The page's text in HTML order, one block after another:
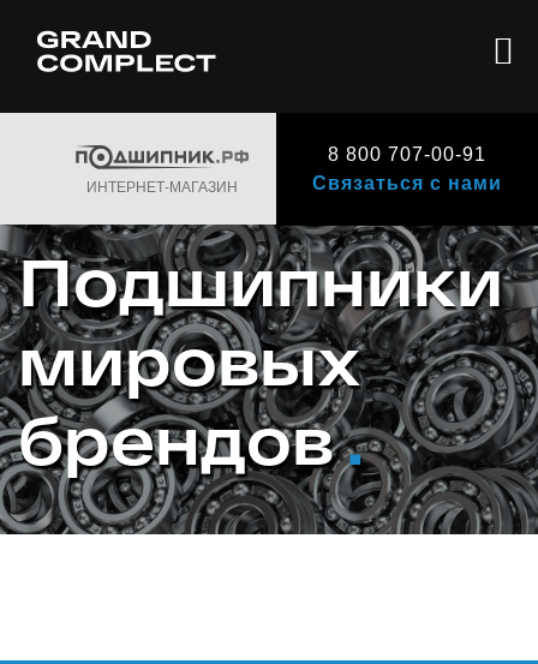
ИНТЕРНЕТ-МАГАЗИН
8 800 707-00-91
Связаться с нами
Подшипники
мировых
брендов.